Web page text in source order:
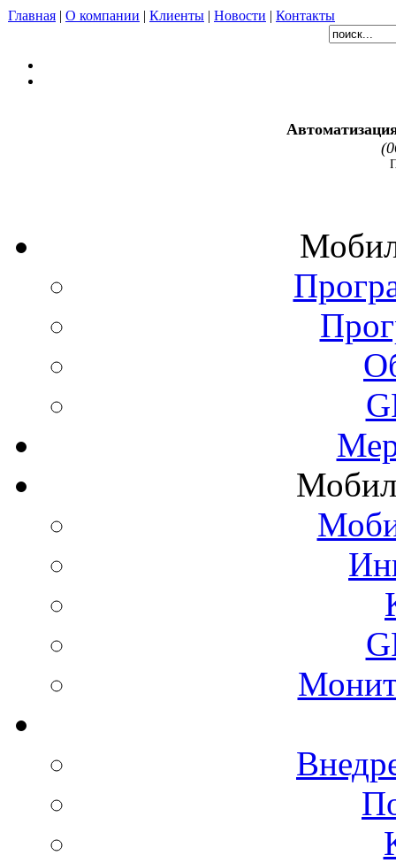
Главная | О компании | Клиенты | Новости | Контакты